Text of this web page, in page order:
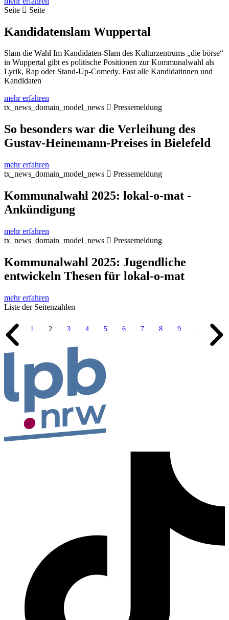
Seite
Seite
Kandidatenslam Wuppertal
Slam die Wahl Im Kandidaten-Slam des Kulturzentrums „die börse“
in Wuppertal gibt es politische Positionen zur Kommunalwahl als
Lyrik, Rap oder Stand-Up-Comedy. Fast alle Kandidatinnen und
Kandidaten
mehr erfahren
tx_news_domain_model_news
Pressemeldung
So besonders war die Verleihung des
Gustav-Heinemann-Preises in Bielefeld
mehr erfahren
tx_news_domain_model_news
Pressemeldung
Kommunalwahl 2025: lokal-o-mat -
Ankündigung
mehr erfahren
tx_news_domain_model_news
Pressemeldung
Kommunalwahl 2025: Jugendliche
entwickeln Thesen für lokal-o-mat
mehr erfahren
Liste der Seitenzahlen
1 2 3 4 5 6 7 8 9